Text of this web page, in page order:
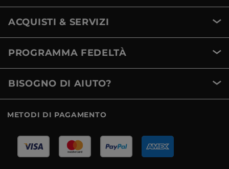
ACQUISTI & SERVIZI
PROGRAMMA FEDELTÀ
BISOGNO DI AIUTO?
METODI DI PAGAMENTO